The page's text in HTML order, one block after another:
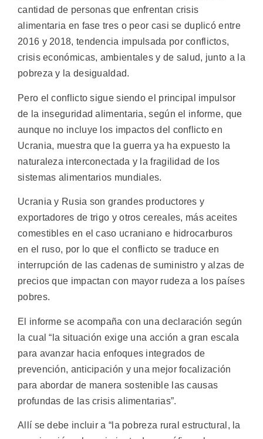
cantidad de personas que enfrentan crisis
alimentaria en fase tres o peor casi se duplicó entre
2016 y 2018, tendencia impulsada por conflictos,
crisis económicas, ambientales y de salud, junto a la
pobreza y la desigualdad.
Pero el conflicto sigue siendo el principal impulsor
de la inseguridad alimentaria, según el informe, que
aunque no incluye los impactos del conflicto en
Ucrania, muestra que la guerra ya ha expuesto la
naturaleza interconectada y la fragilidad de los
sistemas alimentarios mundiales.
Ucrania y Rusia son grandes productores y
exportadores de trigo y otros cereales, más aceites
comestibles en el caso ucraniano e hidrocarburos
en el ruso, por lo que el conflicto se traduce en
interrupción de las cadenas de suministro y alzas de
precios que impactan con mayor rudeza a los países
pobres.
El informe se acompaña con una declaración según
la cual “la situación exige una acción a gran escala
para avanzar hacia enfoques integrados de
prevención, anticipación y una mejor focalización
para abordar de manera sostenible las causas
profundas de las crisis alimentarias”.
Allí se debe incluir a “la pobreza rural estructural, la